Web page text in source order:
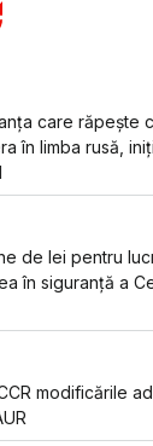
care răpește
în limba rusă,
de lei pentru
în siguranță a
modificările